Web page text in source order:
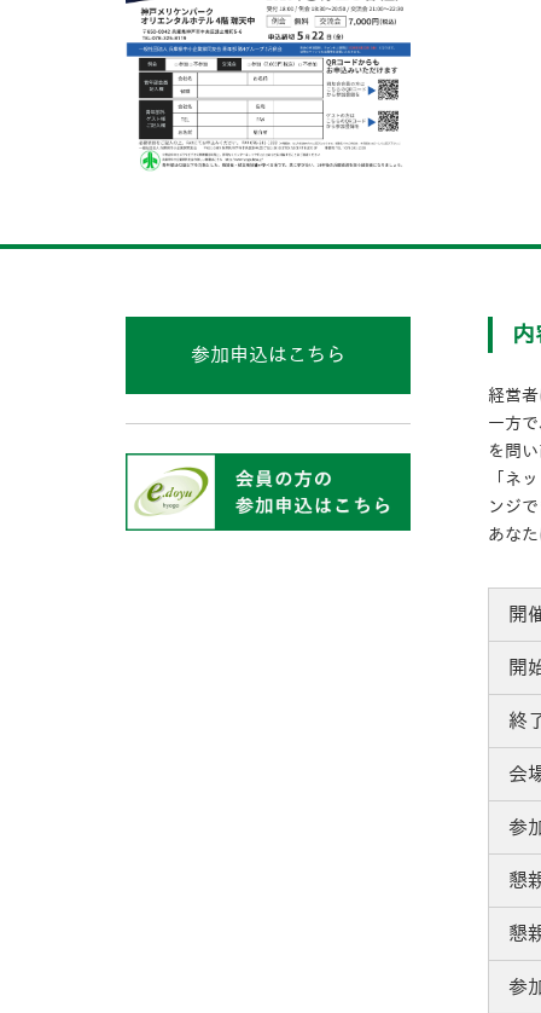
参加申込はこちら
内
経営者
一方
を問
「ネ
ンジ
あな
開
開
終
会
参
懇
懇
参